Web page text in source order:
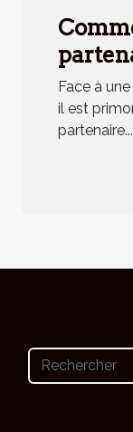
Face à
il est
partenaire...